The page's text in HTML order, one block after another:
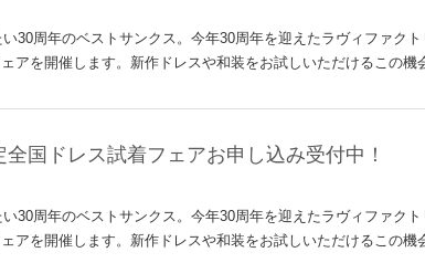
30周年のベストサンクス。今年30周年を迎えたラヴィファク
アを開催します。新作ドレスや和装をお試しいただけるこの機
国ドレス試着フェアお申し込み受付中！
30周年のベストサンクス。今年30周年を迎えたラヴィファク
アを開催します。新作ドレスや和装をお試しいただけるこの機